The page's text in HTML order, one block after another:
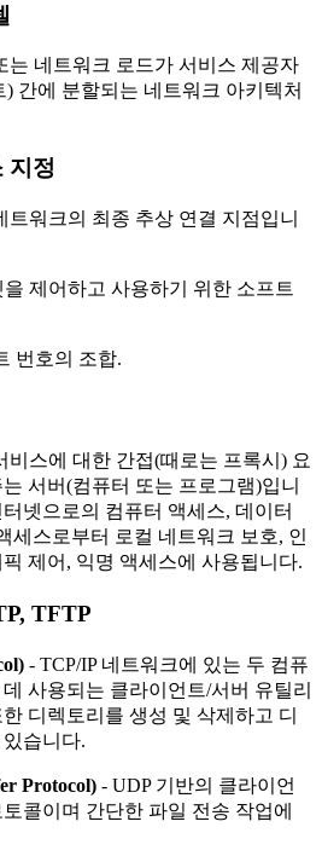
는 네트워크 로드가 서비스 제공자
간에 분할되는 네트워크 아키텍처
지정
트워크의 최종 추상 연결 지점입니
제어하고 사용하기 위한 소프트
번호의 조합.
비스에 대한 간접(때로는 프록시) 요
서버(컴퓨터 또는 프로그램)입니
넷으로의 컴퓨터 액세스, 데이터
세스로부터 로컬 네트워크 보호, 인
제어, 익명 액세스에 사용됩니다.
TFTP
- TCP/IP 네트워크에 있는 두 컴퓨
사용되는 클라이언트/서버 유틸리
디렉토리를 생성 및 삭제하고 디
습니다.
Protocol) - UDP 기반의 클라이언
콜이며 간단한 파일 전송 작업에